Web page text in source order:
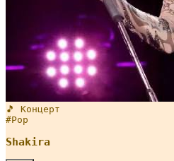
🎵 Концерт
#Pop
Shakira